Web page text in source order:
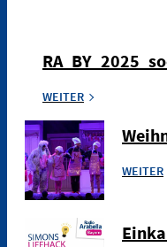
WEITER
WEITER